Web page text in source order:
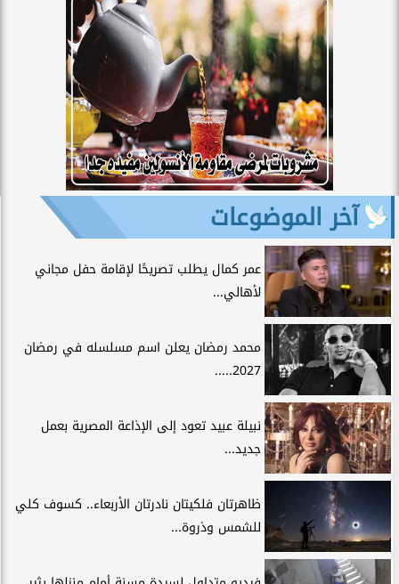
آخر الموضوعات
عمر كمال يطلب تصريحًا لإقامة حفل مجاني
لأهالي...
محمد رمضان يعلن اسم مسلسله في رمضان
2027.....
نبيلة عبيد تعود إلى الإذاعة المصرية بعمل
جديد...
ظاهرتان فلكيتان نادرتان الأربعاء.. كسوف كلي
للشمس وذروة...